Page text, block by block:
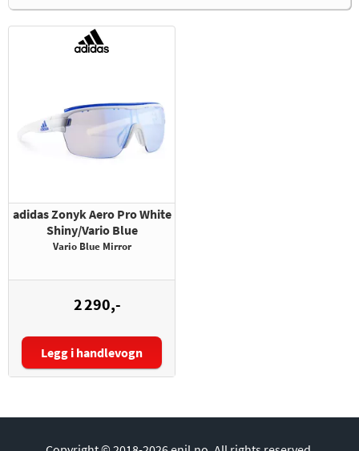
adidas Zonyk Aero Pro White
Shiny/Vario Blue
Vario Blue Mirror
2 290,-
Størrelse:
Legg i handlevogn